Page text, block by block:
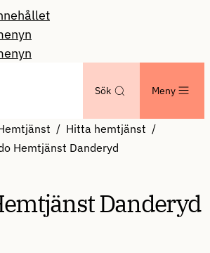
Sök Meny
Hitta hemtjänst
Hemtjänst Danderyd
Danderyd